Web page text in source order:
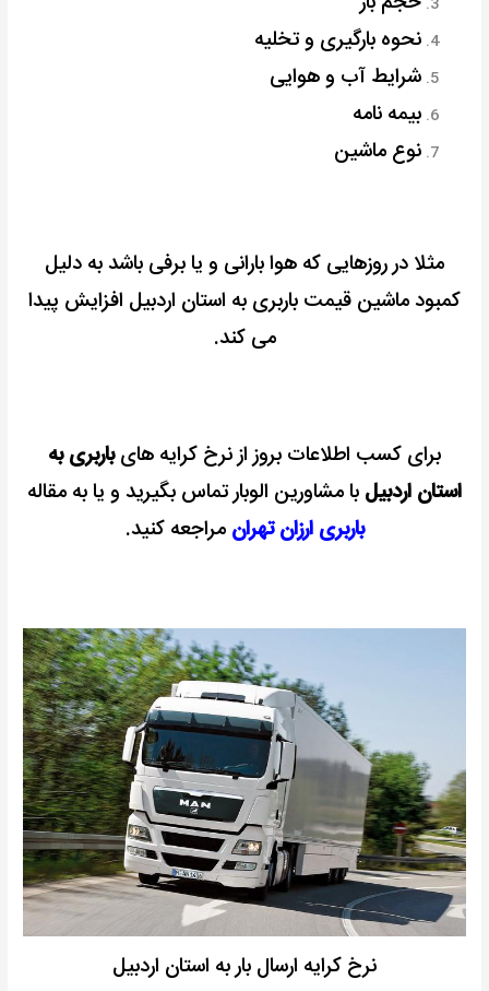
نحوه بارگیری و تخلیه
شرایط آب و هوایی
بیمه نامه
نوع ماشین
مثلا در روزهایی که هوا بارانی و یا برفی باشد به دلیل
کمبود ماشین قیمت باربری به استان اردبیل افزایش پیدا
می کند.
برای کسب اطلاعات بروز از نرخ کرایه هایباربری به
استان اردبیل با مشاورین الوبار تماس بگیرید و یا به مقاله
باربری ارزان تهرانمراجعه کنید.
نرخ کرایه ارسال بار به استان اردبیل